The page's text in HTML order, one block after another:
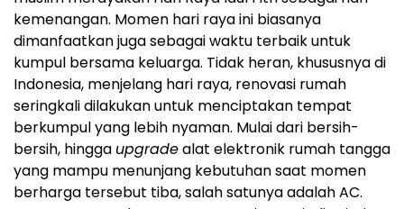
kemenangan. Momen hari raya ini biasanya
dimanfaatkan juga sebagai waktu terbaik untuk
kumpul bersama keluarga. Tidak heran, khususnya di
Indonesia, menjelang hari raya, renovasi rumah
seringkali dilakukan untuk menciptakan tempat
berkumpul yang lebih nyaman. Mulai dari bersih-
bersih, hingga upgradealat elektronik rumah tangga
yang mampu menunjang kebutuhan saat momen
berharga tersebut tiba, salah satunya adalah AC.